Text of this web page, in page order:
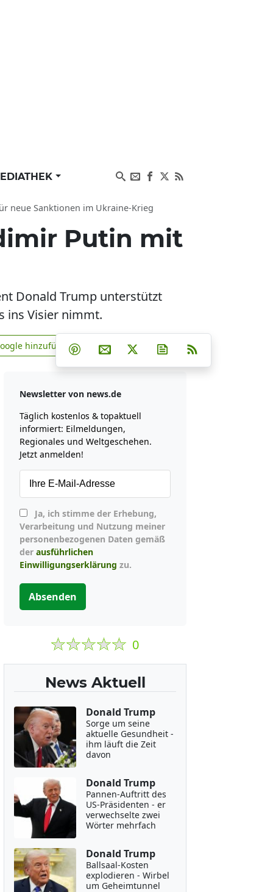
neue Sanktionen im Ukraine-Krieg
Putin mit
Donald Trump unterstützt
ins Visier nimmt.
news.de zu Google hinzufügen
hinzufügen Teilen auf Facebook
Teilen auf Whatsapp
Teilen auf Telegram
Teilen auf Pinterest
Per E-Mail teilen
Post auf XNewsletter
Newsletter von news.de
Täglich kostenlos & topaktuell
informiert: Eilmeldungen,
Regionales und Weltgeschehen.
Jetzt anmelden!
Verarbeitung und Nutzung meiner
personenbezogenen Daten gemäß
der ausführlichen
Einwilligungserklärung zu.
Absenden
0
News Aktuell
Donald Trump
Sorge um seine
aktuelle Gesundheit -
ihm läuft die Zeit
davon
Donald Trump
Pannen-Auftritt des
US-Präsidenten - er
verwechselte zwei
Wörter mehrfach
Donald Trump
Ballsaal-Kosten
explodieren - Wirbel
um Geheimtunnel